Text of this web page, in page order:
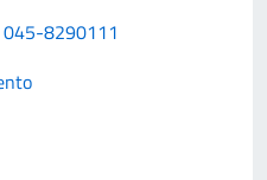
045-8290111